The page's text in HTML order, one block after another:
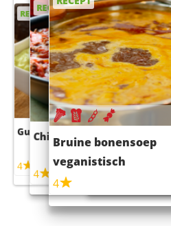
RECEPT
Guacamole
4
RECEPT
Chili con carne
4
Bruine bonensoep
veganistisch
4
RECEPT
Sushi rijstsalade
maaltijdsalade
RECEPT
4